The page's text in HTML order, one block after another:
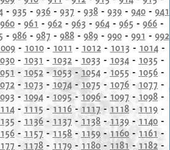
- 935 - 936- 937 - 938- 939- 940- 941
960 - 961 - 962 - 963 - 964 - 965 - 966 -
- 986- 987 - 988- 989- 990- 991 - 992
- 1010- 1011 - 1012- 1013 - 1014-
- 1031 - 1032 - 1033 - 1034 - 1035 -
- 1052 - 1053 - 1054 - 1055 - 1056 -
- 1073 - 1074 -1075 - 1076 -1077 -
- 1094 - 1095- 1096- 1097 -1098 -
- 1115 - 1116- 1117 - 1118 - 1119 -
- 1136 - 1137 - 1138 -1139 - 1140 -
- 1157 - 1158 - 1159 -1160 - 1161 -
- 1178 - 1179 - 1180 - 1181 -1182 -